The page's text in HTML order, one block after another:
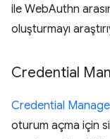
ile WebAuthn
oluşturmayı
Credential
Credential
oturum açma için